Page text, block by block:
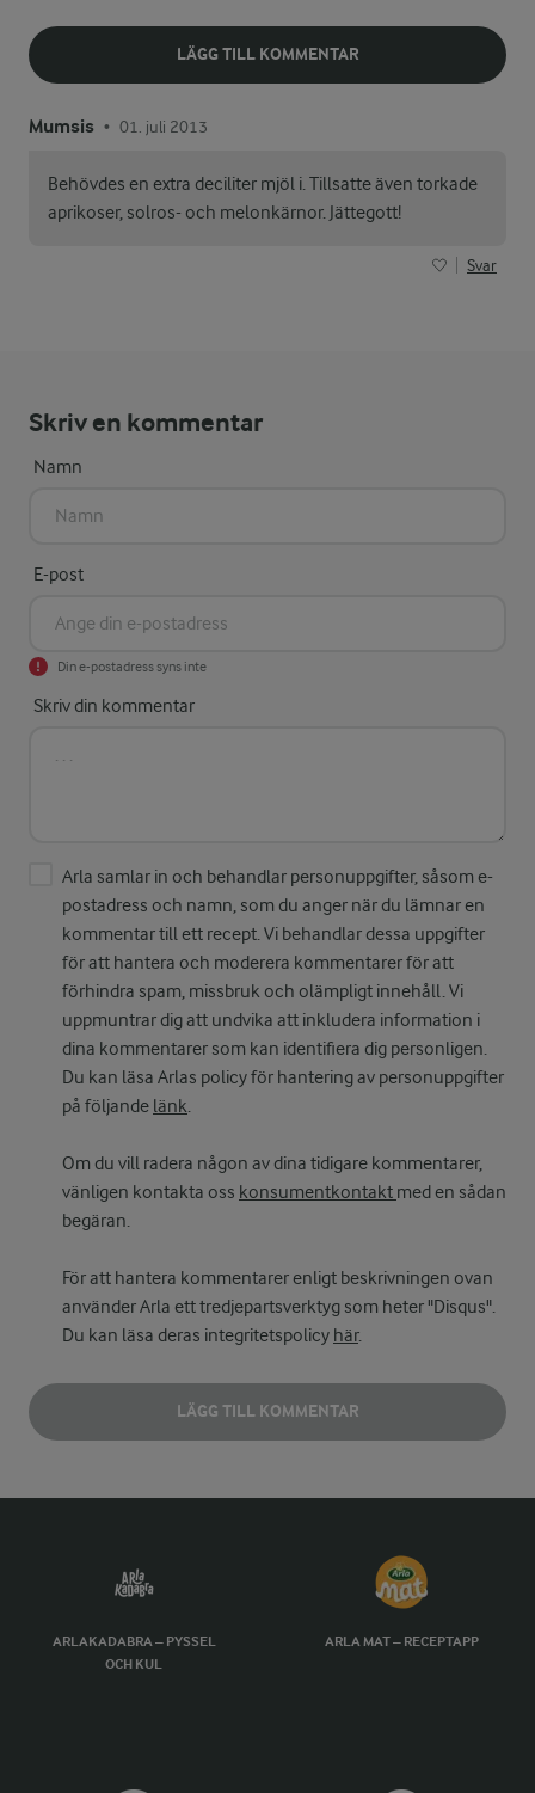
LÄGG TILL KOMMENTAR
Mumsis • 01. juli 2013
Behövdes en extra deciliter mjöl i. Tillsatte även torkade
aprikoser, solros- och melonkärnor. Jättegott!
Svar
Skriv en kommentar
Namn
E-post
Din e-postadress syns inte
Skriv din kommentar
Arla samlar in och behandlar personuppgifter, såsom e-
postadress och namn, som du anger när du lämnar en
kommentar till ett recept. Vi behandlar dessa uppgifter
för att hantera och moderera kommentarer för att
förhindra spam, missbruk och olämpligt innehåll. Vi
uppmuntrar dig att undvika att inkludera information i
dina kommentarer som kan identifiera dig personligen.
Du kan läsa Arlas policy för hantering av personuppgifter
på följande länk.
Om du vill radera någon av dina tidigare kommentarer,
vänligen kontakta oss konsumentkontakt med en sådan
begäran.
För att hantera kommentarer enligt beskrivningen ovan
använder Arla ett tredjepartsverktyg som heter "Disqus".
Du kan läsa deras integritetspolicy här.
LÄGG TILL KOMMENTAR
ARLAKADABRA – PYSSEL
OCH KUL
ARLA MAT – RECEPTAPP